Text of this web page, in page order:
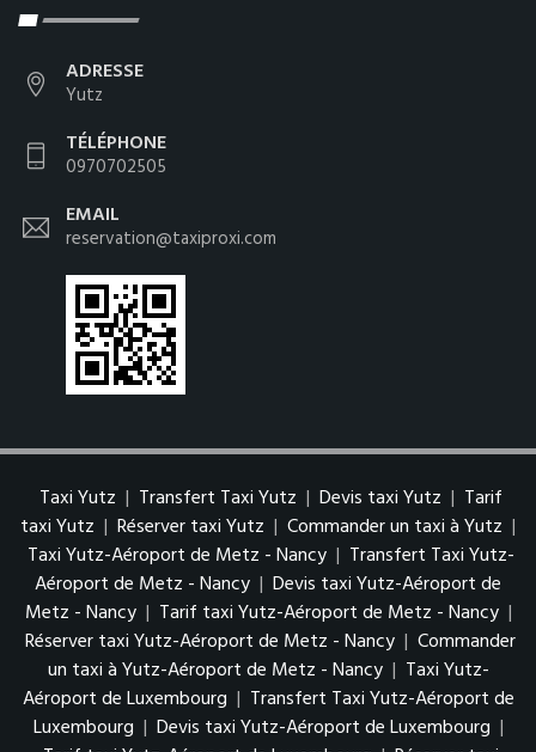
ADRESSE
Yutz
TÉLÉPHONE
0970702505
EMAIL
reservation@taxiproxi.com
Taxi Yutz | Transfert Taxi Yutz | Devis taxi Yutz | Tarif
taxi Yutz | Réserver taxi Yutz | Commander un taxi à Yutz |
Taxi Yutz-Aéroport de Metz - Nancy | Transfert Taxi Yutz-
Aéroport de Metz - Nancy | Devis taxi Yutz-Aéroport de
Metz - Nancy | Tarif taxi Yutz-Aéroport de Metz - Nancy |
Réserver taxi Yutz-Aéroport de Metz - Nancy | Commander
un taxi à Yutz-Aéroport de Metz - Nancy | Taxi Yutz-
Aéroport de Luxembourg | Transfert Taxi Yutz-Aéroport de
Luxembourg | Devis taxi Yutz-Aéroport de Luxembourg |